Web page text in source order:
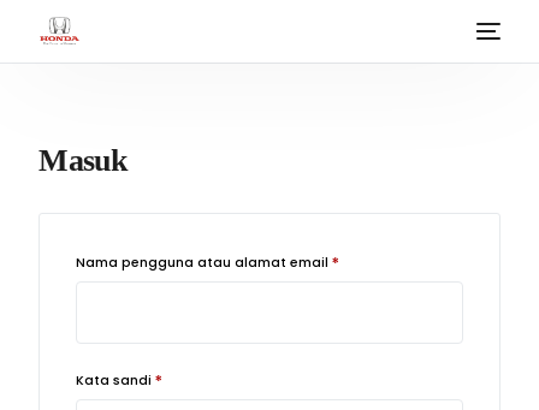
Masuk
Nama pengguna atau alamat email*
Kata sandi*
Tipe Mobil
Kontak
Proses Kredit
Tes Drive